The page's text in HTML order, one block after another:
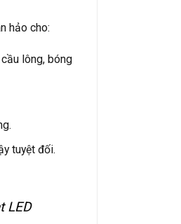
hảo cho:
lông, bóng
tuyệt đối.
LED